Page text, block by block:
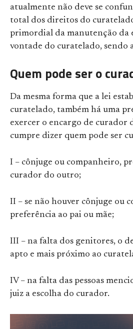
atualmente não deve se
total dos direitos do
primordial da manutenção da
vontade do curatelado, sendo
Quem pode ser o
Da mesma forma que a lei
curatelado, também há uma
exercer o encargo de curador
cumpre dizer quem pode ser
I – cônjuge ou companheiro,
curador do outro;
II – se não houver cônjuge ou
preferência ao pai ou mãe;
III – na falta dos genitores, o
apto e mais próximo ao
IV – na falta das pessoas
juiz a escolha do curador.